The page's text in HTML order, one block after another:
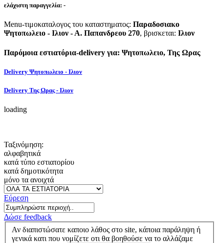
ελάχιστη παραγγελία: -
Menu-τιμοκαταλογος του καταστηματος: Παραδοσιακο
Ψητοπωλειο - Ιλιον - Α. Παπανδρεου 270, βρισκεται: Ιλιον
Παρόμοια εστιατόρια-delivery για: Ψητοπωλειο, Της Ωρας
Delivery Ψητοπωλειο - Ιλιον
Delivery Της Ωρας - Ιλιον
loading
Ταξινόμηση:
αλφαβητικά
κατά τύπο εστιατορίου
κατά δημοτικότητα
μόνο τα ανοιχτά
Εύρεση
Δώσε feedback
Αν διαπιστώσατε καποιο λάθος στο site, κάποια παράληψη ή
γενικά κατι που νομίζετε οτι θα βοηθούσε να το αλλάζαμε